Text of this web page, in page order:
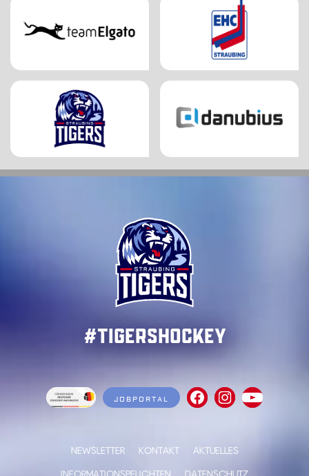
#TigersHockey
JOBPORTAL
NEWSLETTER KONTAKT
AKTUELLES
INFORMATIONSPFLICHTEN
DATENSCHUTZ